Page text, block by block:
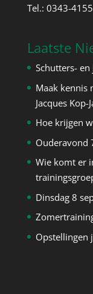
Tel.: 0343-
Laatste
Schutters-
Maak kennis
Jacques Kop-
Hoe krijgen
Ouderavond
Wie komt er
Dinsdag 8
Opstellingen